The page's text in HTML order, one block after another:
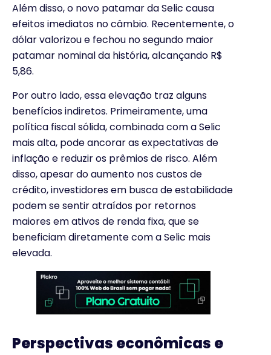
Além disso, o novo patamar da Selic causa
efeitos imediatos no câmbio. Recentemente, o
dólar valorizou e fechou no segundo maior
patamar nominal da história, alcançando R$
5,86.
Por outro lado, essa elevação traz alguns
benefícios indiretos. Primeiramente, uma
política fiscal sólida, combinada com a Selic
mais alta, pode ancorar as expectativas de
inflação e reduzir os prêmios de risco. Além
disso, apesar do aumento nos custos de
crédito, investidores em busca de estabilidade
podem se sentir atraídos por retornos
maiores em ativos de renda fixa, que se
beneficiam diretamente com a Selic mais
elevada.
Perspectivas econômicas e